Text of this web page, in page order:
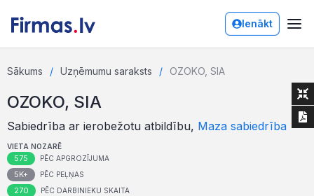
Ienākt
Sākums Uzņēmumu saraksts OZOKO, SIA
OZOKO, SIA
Sabiedrība ar ierobežotu atbildību, Maza sabiedrība
VIETA NOZARĒ
575 PĒC APGROZĪJUMA
5K+ PĒC PEĻŅAS
270 PĒC DARBINIEKU SKAITA